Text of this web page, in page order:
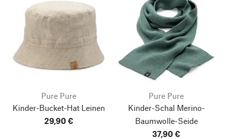
Pure Pure
Kinder-Bucket-Hat Leinen
29,90 €
Pure Pure
Kinder-Schal Merino-
Baumwolle-Seide
37,90 €